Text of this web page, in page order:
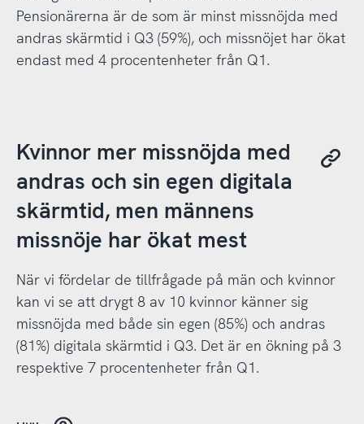
Pensionärerna är de som är minst missnöjda med
andras skärmtid i Q3 (59%), och missnöjet har ökat
endast med 4 procentenheter från Q1.
Kvinnor mer missnöjda med
andras och sin egen digitala
skärmtid, men männens
missnöje har ökat mest
När vi fördelar de tillfrågade på män och kvinnor
kan vi se att drygt 8 av 10 kvinnor känner sig
missnöjda med både sin egen (85%) och andras
(81%) digitala skärmtid i Q3. Det är en ökning på 3
respektive 7 procentenheter från Q1.